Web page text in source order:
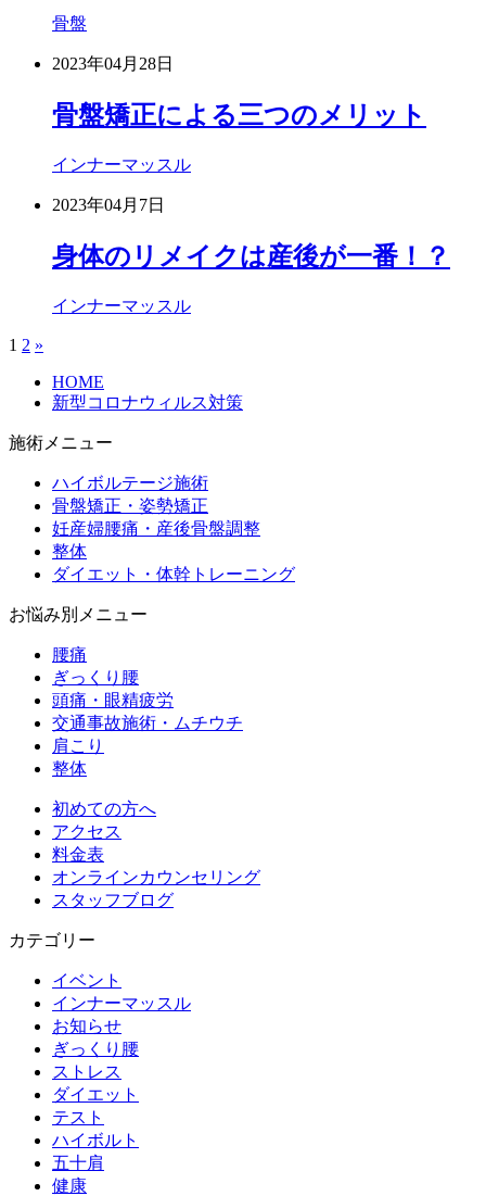
骨盤
2023年04月28日
骨盤矯正による三つのメリット
インナーマッスル
2023年04月7日
身体のリメイクは産後が一番！？
インナーマッスル
1 2 »
HOME
新型コロナウィルス対策
施術メニュー
ハイボルテージ施術
骨盤矯正・姿勢矯正
妊産婦腰痛・産後骨盤調整
整体
ダイエット・体幹トレーニング
お悩み別メニュー
腰痛
ぎっくり腰
頭痛・眼精疲労
交通事故施術・ムチウチ
肩こり
整体
初めての方へ
アクセス
料金表
オンラインカウンセリング
スタッフブログ
カテゴリー
イベント
インナーマッスル
お知らせ
ぎっくり腰
ストレス
ダイエット
テスト
ハイボルト
五十肩
健康